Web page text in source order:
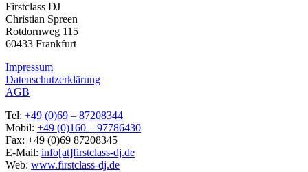
Firstclass DJ
Christian Spreen
Rotdornweg 115
60433 Frankfurt
Impressum
Datenschutzerklärung
AGB
Tel: +49 (0)69 – 87208344
Mobil: +49 (0)160 – 97786430
Fax: +49 (0)69 87208345
E-Mail: info[at]firstclass-dj.de
Web: www.firstclass-dj.de